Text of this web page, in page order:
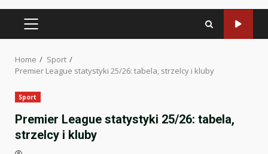
PRIMARY
Home
Sport
Premier League statystyki 25/26: tabela, strzelcy i kluby
Sport
Premier League statystyki 25/26: tabela,
strzelcy i kluby